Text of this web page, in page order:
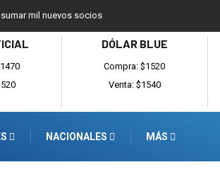
mil nuevos socios
DÓLAR BLUE
Compra: $1520
Venta: $1540
NACIONALES MÁS